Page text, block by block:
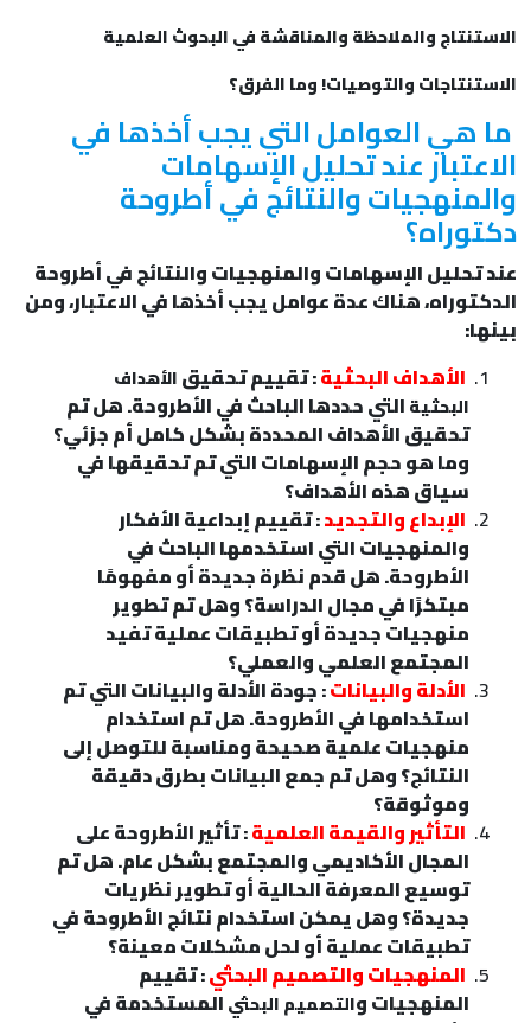
الاستنتاج والملاحظة والمناقشة في البحوث العلمية
الاستنتاجات والتوصيات! وما الفرق؟
ما هي العوامل التي يجب أخذها في
الاعتبار عند تحليل الإسهامات
والمنهجيات والنتائج في أطروحة
دكتوراه؟
عند تحليل الإسهامات والمنهجيات والنتائج في أطروحة
الدكتوراه، هناك عدة عوامل يجب أخذها في الاعتبار، ومن
بينها:
الأهداف البحثية: تقييم تحقيقالأهداف
البحثيةالتي حددها الباحث في الأطروحة. هل تم
تحقيق الأهداف المحددة بشكل كامل أم جزئي؟
وما هو حجم الإسهامات التي تم تحقيقها في
سياق هذه الأهداف؟
الإبداع والتجديد: تقييم إبداعية الأفكار
والمنهجيات التي استخدمها الباحث في
الأطروحة. هل قدم نظرة جديدة أو مفهومًا
مبتكرًا في مجال الدراسة؟ وهل تم تطوير
منهجيات جديدة أو تطبيقات عملية تفيد
المجتمع العلمي والعملي؟
الأدلة والبيانات: جودة الأدلة والبيانات التي تم
استخدامها في الأطروحة. هل تم استخدام
منهجيات علمية صحيحة ومناسبة للتوصل إلى
النتائج؟ وهل تم جمع البيانات بطرق دقيقة
وموثوقة؟
التأثير والقيمة العلمية: تأثير الأطروحة على
المجال الأكاديمي والمجتمع بشكل عام. هل تم
توسيع المعرفة الحالية أو تطوير نظريات
جديدة؟ وهل يمكن استخدام نتائج الأطروحة في
تطبيقات عملية أو لحل مشكلات معينة؟
المنهجيات والتصميم البحثي: تقييم
المنهجيات والتصميم البحثيالمستخدمة في